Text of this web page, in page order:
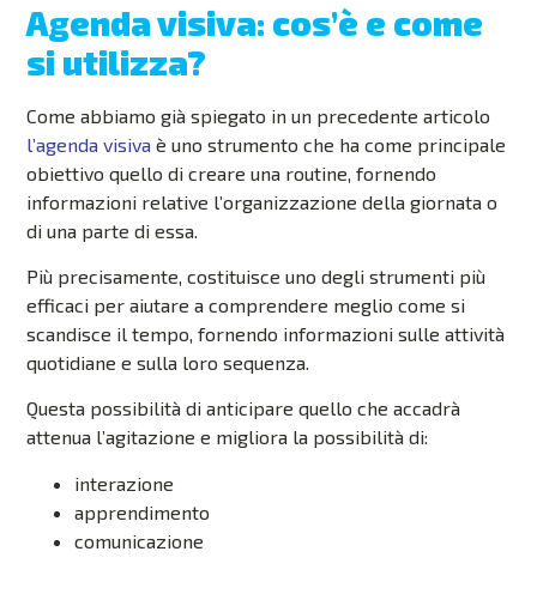
Agenda visiva: cos’è e come
si utilizza?
Come abbiamo già spiegato in un precedente articolo
l’agenda visiva è uno strumento che ha come principale
obiettivo quello di creare una routine, fornendo
informazioni relative l’organizzazione della giornata o
di una parte di essa.
Più precisamente, costituisce uno degli strumenti più
efficaci per aiutare a comprendere meglio come si
scandisce il tempo, fornendo informazioni sulle attività
quotidiane e sulla loro sequenza.
Questa possibilità di anticipare quello che accadrà
attenua l’agitazione e migliora la possibilità di:
interazione
apprendimento
comunicazione